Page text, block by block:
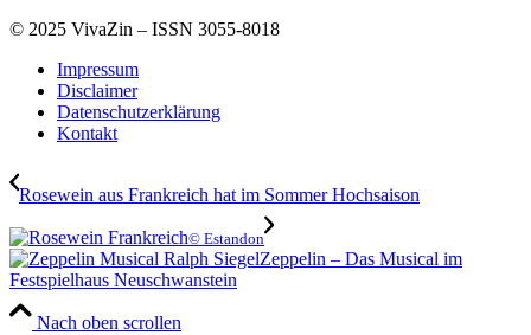
© 2025 VivaZin – ISSN 3055-8018
Impressum
Disclaimer
Datenschutzerklärung
Kontakt
Rosewein aus Frankreich hat im Sommer Hochsaison
© Estandon
Zeppelin – Das Musical im
Festspielhaus Neuschwanstein
Nach oben scrollen